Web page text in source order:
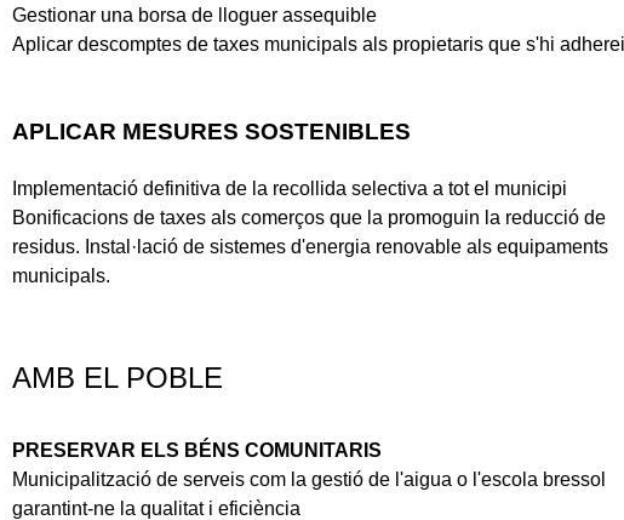
Gestionar una borsa de lloguer assequible
Aplicar descomptes de taxes municipals als propietaris que s'hi
APLICAR MESURES SOSTENIBLES
Implementació definitiva de la recollida selectiva a tot el municipi
Bonificacions de taxes als comerços que la promoguin la reducció de
residus. Instal·lació de sistemes d'energia renovable als equipaments
municipals.
AMB EL POBLE
PRESERVAR ELS BÉNS COMUNITARIS
Municipalització de serveis com la gestió de l'aigua o l'escola bressol
garantint-ne la qualitat i eficiència